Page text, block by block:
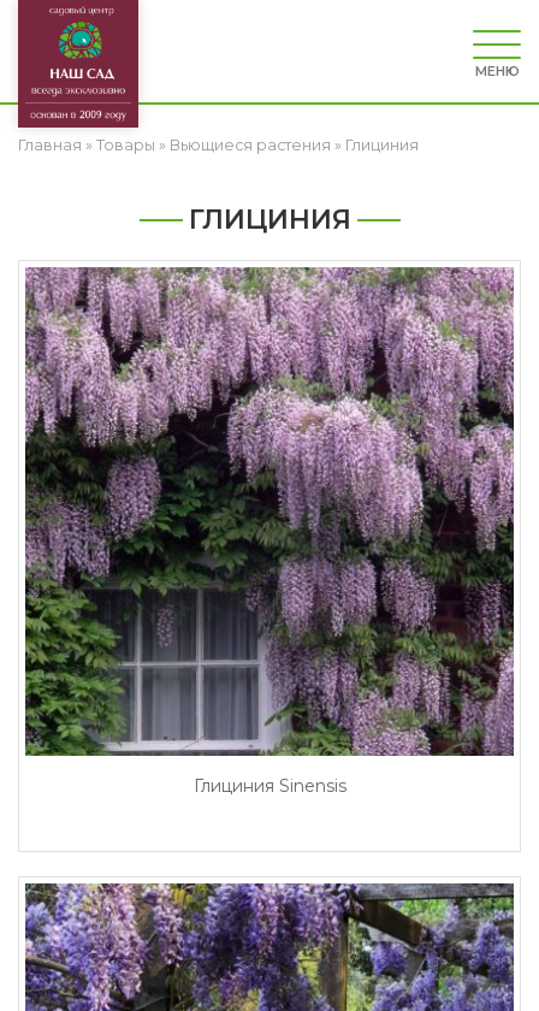
МЕНЮ
Главная » Товары » Вьющиеся растения » Глициния
ГЛИЦИНИЯ
Глициния Sinensis